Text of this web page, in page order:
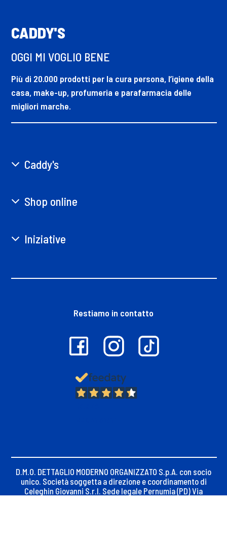
CADDY'S
OGGI MI VOGLIO BENE
Più di 20.000 prodotti per la cura persona, l’igiene della
casa, make-up, profumeria e parafarmacia delle
migliori marche.
Caddy's
Shop online
Iniziative
Restiamo in contatto
D.M.O. DETTAGLIO MODERNO ORGANIZZATO S.p.A. con socio
unico. Società soggetta a direzione e coordinamento di
Celeghin Giovanni S.r.l. Sede legale Pernumia (PD) Via